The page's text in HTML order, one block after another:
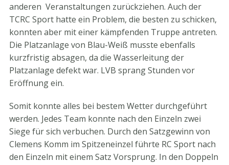
anderen Veranstaltungen zurückziehen. Auch der
TCRC Sport hatte ein Problem, die besten zu schicken,
konnten aber mit einer kämpfenden Truppe antreten.
Die Platzanlage von Blau-Weiß musste ebenfalls
kurzfristig absagen, da die Wasserleitung der
Platzanlage defekt war. LVB sprang Stunden vor
Eröffnung ein.
Somit konnte alles bei bestem Wetter durchgeführt
werden. Jedes Team konnte nach den Einzeln zwei
Siege für sich verbuchen. Durch den Satzgewinn von
Clemens Komm im Spitzeneinzel führte RC Sport nach
den Einzeln mit einem Satz Vorsprung. In den Doppeln